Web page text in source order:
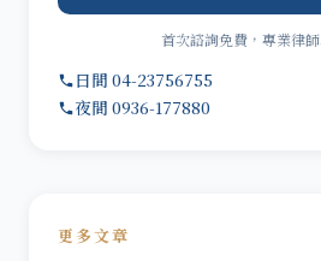
首次諮詢免費，專業律
日間 04-23756755
夜間 0936-177880
更多文章